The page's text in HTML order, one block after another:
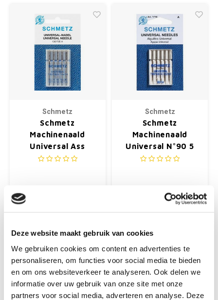
Deze website maakt gebruik van cookies
We gebruiken cookies om content en advertenties te
personaliseren, om functies voor social media te bieden
en om ons websiteverkeer te analyseren. Ook delen we
informatie over uw gebruik van onze site met onze
partners voor social media, adverteren en analyse. Deze
Schmetz
Schmetz
Machinenaald
Universal Ass
N°70-80-90 5
Schmetz
Schmetz
Machinenaald
Universal N°90 5
stuks